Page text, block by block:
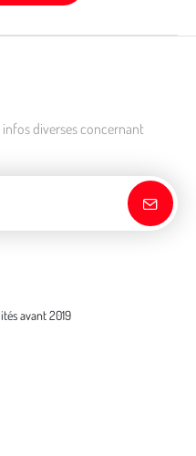
diverses concernant
avant 2019